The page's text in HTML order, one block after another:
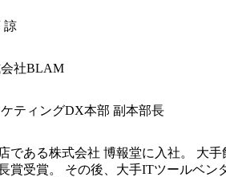
諒
社BLAM
ティングDX本部 副本部長
である株式会社 博報堂に入社。 大
賞受賞。 その後、大手ITツールベ